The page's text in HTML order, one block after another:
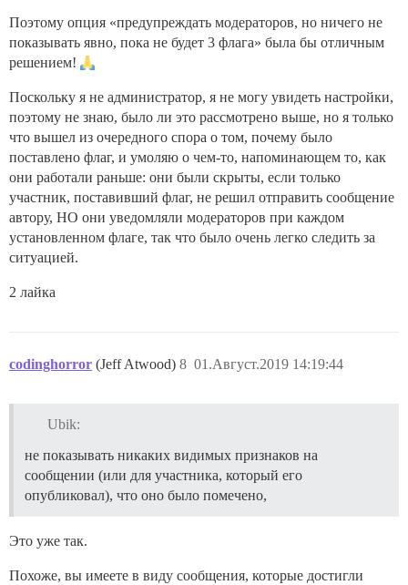
Поэтому опция «предупреждать модераторов, но ничего не
показывать явно, пока не будет 3 флага» была бы отличным
решением!
Поскольку я не администратор, я не могу увидеть настройки,
поэтому не знаю, было ли это рассмотрено выше, но я только
что вышел из очередного спора о том, почему было
поставлено флаг, и умоляю о чем-то, напоминающем то, как
они работали раньше: они были скрыты, если только
участник, поставивший флаг, не решил отправить сообщение
автору, НО они уведомляли модераторов при каждом
установленном флаге, так что было очень легко следить за
ситуацией.
2 лайка
codinghorror (Jeff Atwood) 01.Август.2019 14:19:44
8
Ubik:
не показывать никаких видимых признаков на
сообщении (или для участника, который его
опубликовал), что оно было помечено,
Это уже так.
Похоже, вы имеете в виду сообщения, которые достигли